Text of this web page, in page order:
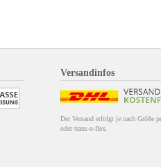
Versandinfos
Der Versand erfolgt je nach Größe
oder trans-o-flex.